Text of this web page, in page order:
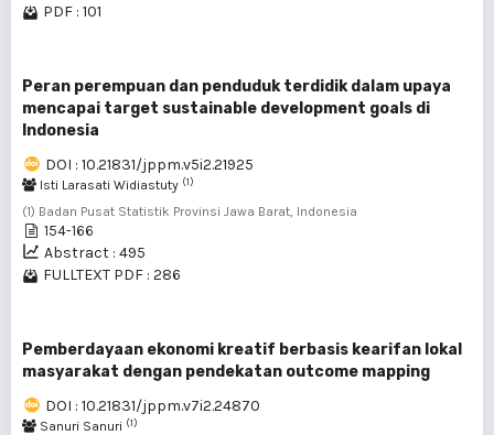
PDF : 101
Peran perempuan dan penduduk terdidik dalam upaya
mencapai target sustainable development goals di
Indonesia
DOI : 10.21831/jppm.v5i2.21925
Isti Larasati Widiastuty (1)
(1) Badan Pusat Statistik Provinsi Jawa Barat, Indonesia
154-166
Abstract : 495
FULLTEXT PDF : 286
Pemberdayaan ekonomi kreatif berbasis kearifan lokal
masyarakat dengan pendekatan outcome mapping
DOI : 10.21831/jppm.v7i2.24870
Sanuri Sanuri (1)